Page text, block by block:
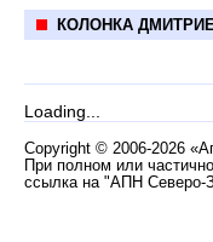
КОЛОНКА
Loading...
Copyright © 2006-2026
При полном или
ссылка на "АПН Северо-